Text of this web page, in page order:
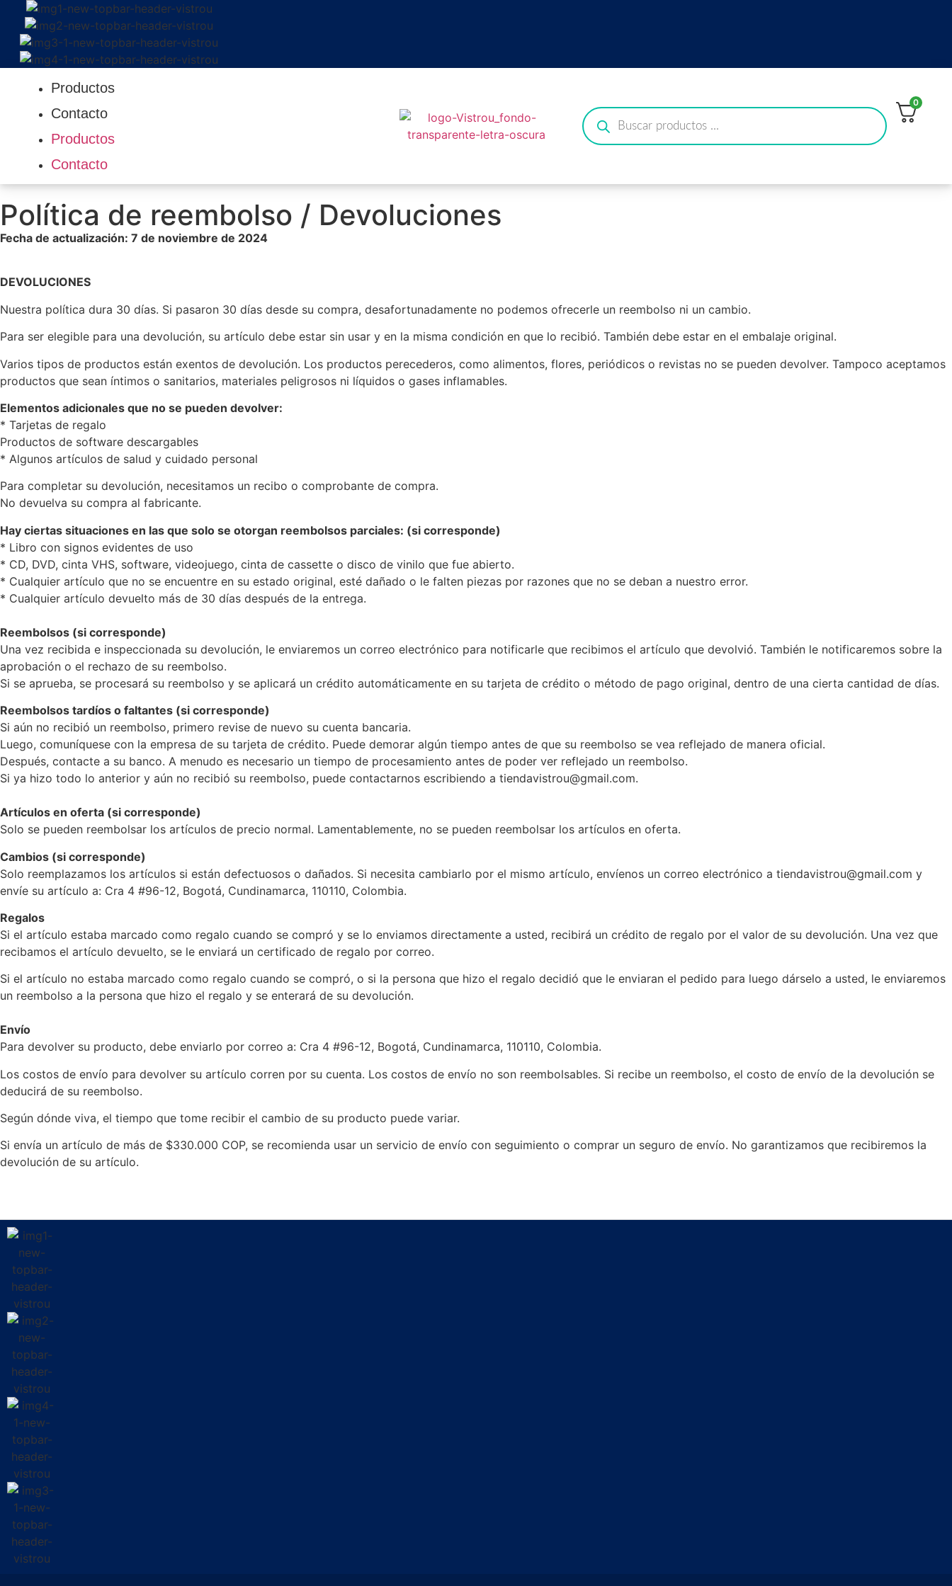
Productos
Contacto
Productos
Contacto
0
Política de reembolso / Devoluciones
Fecha de actualización: 7 de noviembre de 2024
DEVOLUCIONES
Nuestra política dura 30 días. Si pasaron 30 días desde su compra, desafortunadamente no podemos ofrecerle un reembolso ni un cambio.
Para ser elegible para una devolución, su artículo debe estar sin usar y en la misma condición en que lo recibió. También debe estar en el embalaje original.
Varios tipos de productos están exentos de devolución. Los productos perecederos, como alimentos, flores, periódicos o revistas no se pueden devolver. Tampoco aceptamos
productos que sean íntimos o sanitarios, materiales peligrosos ni líquidos o gases inflamables.
Elementos adicionales que no se pueden devolver:
* Tarjetas de regalo
Productos de software descargables
* Algunos artículos de salud y cuidado personal
Para completar su devolución, necesitamos un recibo o comprobante de compra.
No devuelva su compra al fabricante.
Hay ciertas situaciones en las que solo se otorgan reembolsos parciales: (si corresponde)
* Libro con signos evidentes de uso
* CD, DVD, cinta VHS, software, videojuego, cinta de cassette o disco de vinilo que fue abierto.
* Cualquier artículo que no se encuentre en su estado original, esté dañado o le falten piezas por razones que no se deban a nuestro error.
* Cualquier artículo devuelto más de 30 días después de la entrega.
Reembolsos (si corresponde)
Una vez recibida e inspeccionada su devolución, le enviaremos un correo electrónico para notificarle que recibimos el artículo que devolvió. También le notificaremos sobre la
aprobación o el rechazo de su reembolso.
Si se aprueba, se procesará su reembolso y se aplicará un crédito automáticamente en su tarjeta de crédito o método de pago original, dentro de una cierta cantidad de días.
Reembolsos tardíos o faltantes (si corresponde)
Si aún no recibió un reembolso, primero revise de nuevo su cuenta bancaria.
Luego, comuníquese con la empresa de su tarjeta de crédito. Puede demorar algún tiempo antes de que su reembolso se vea reflejado de manera oficial.
Después, contacte a su banco. A menudo es necesario un tiempo de procesamiento antes de poder ver reflejado un reembolso.
Si ya hizo todo lo anterior y aún no recibió su reembolso, puede contactarnos escribiendo a tiendavistrou@gmail.com.
Artículos en oferta (si corresponde)
Solo se pueden reembolsar los artículos de precio normal. Lamentablemente, no se pueden reembolsar los artículos en oferta.
Cambios (si corresponde)
Solo reemplazamos los artículos si están defectuosos o dañados. Si necesita cambiarlo por el mismo artículo, envíenos un correo electrónico a tiendavistrou@gmail.com y
envíe su artículo a: Cra 4 #96-12, Bogotá, Cundinamarca, 110110, Colombia.
Regalos
Si el artículo estaba marcado como regalo cuando se compró y se lo enviamos directamente a usted, recibirá un crédito de regalo por el valor de su devolución. Una vez que
recibamos el artículo devuelto, se le enviará un certificado de regalo por correo.
Si el artículo no estaba marcado como regalo cuando se compró, o si la persona que hizo el regalo decidió que le enviaran el pedido para luego dárselo a usted, le enviaremos
un reembolso a la persona que hizo el regalo y se enterará de su devolución.
Envío
Para devolver su producto, debe enviarlo por correo a: Cra 4 #96-12, Bogotá, Cundinamarca, 110110, Colombia.
Los costos de envío para devolver su artículo corren por su cuenta. Los costos de envío no son reembolsables. Si recibe un reembolso, el costo de envío de la devolución se
deducirá de su reembolso.
Según dónde viva, el tiempo que tome recibir el cambio de su producto puede variar.
Si envía un artículo de más de $330.000 COP, se recomienda usar un servicio de envío con seguimiento o comprar un seguro de envío. No garantizamos que recibiremos la
devolución de su artículo.